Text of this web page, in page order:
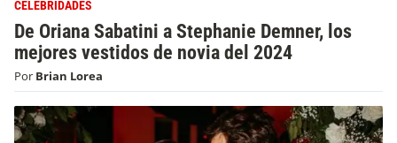
CELEBRIDADES
De Oriana Sabatini a Stephanie Demner, los
mejores vestidos de novia del 2024
Por Brian Lorea